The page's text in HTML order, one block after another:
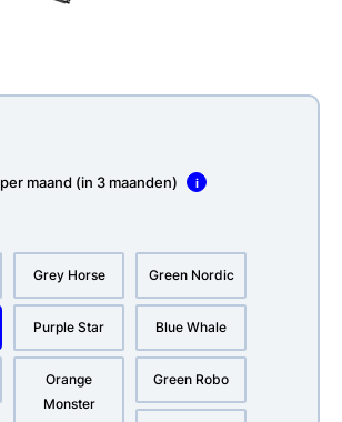
per maand (in 3 maanden) i
Grey Horse Green Nordic
Purple Star Blue Whale
Orange
Monster
Green Robo